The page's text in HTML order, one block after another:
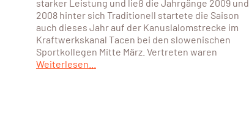
starker Leistung und ließ die Jahrgänge 2009 und
2008 hinter sich Traditionell startete die Saison
auch dieses Jahr auf der Kanuslalomstrecke im
Kraftwerkskanal Tacen bei den slowenischen
Sportkollegen Mitte März. Vertreten waren
Weiterlesen...